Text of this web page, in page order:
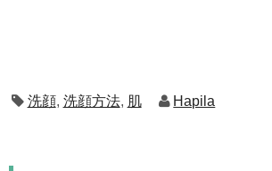
洗顔, 洗顔方法, 肌 Hapila